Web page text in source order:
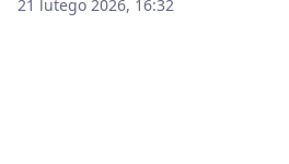
21 lutego 2026, 16:32